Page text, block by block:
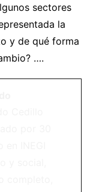
sectores
la
y de qué forma
….